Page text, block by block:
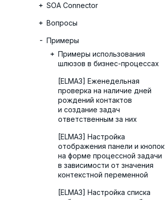
SOA Connector
Вопросы
Примеры
Примеры использования
шлюзов в бизнес-процессах
[ELMA3] Еженедельная
проверка на наличие дней
рождений контактов
и создание задач
ответственным за них
[ELMA3] Настройка
отображения панели и кнопок
на форме процессной задачи
в зависимости от значения
контекстной переменной
[ELMA3] Настройка списка